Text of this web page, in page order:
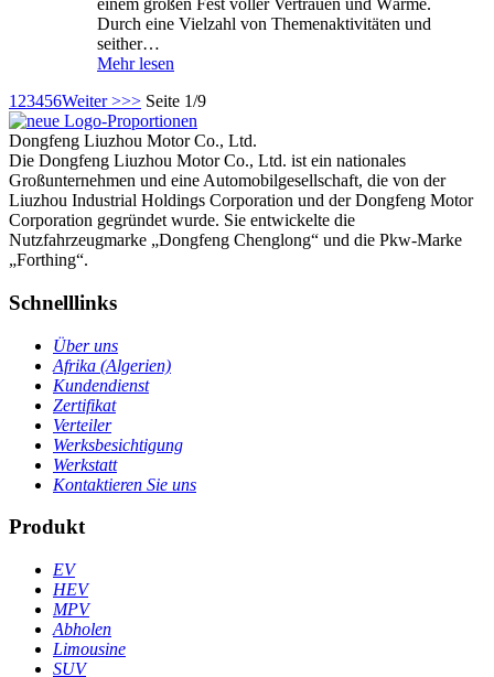
einem großen Fest voller Vertrauen und Wärme.
Durch eine Vielzahl von Themenaktivitäten und
seither…
Mehr lesen
1 23456Weiter >>> Seite 1/9
Dongfeng Liuzhou Motor Co., Ltd.
Die Dongfeng Liuzhou Motor Co., Ltd. ist ein nationales
Großunternehmen und eine Automobilgesellschaft, die von der
Liuzhou Industrial Holdings Corporation und der Dongfeng Motor
Corporation gegründet wurde. Sie entwickelte die
Nutzfahrzeugmarke „Dongfeng Chenglong“ und die Pkw-Marke
„Forthing“.
Schnelllinks
Über uns
Afrika (Algerien)
Kundendienst
Zertifikat
Verteiler
Werksbesichtigung
Werkstatt
Kontaktieren Sie uns
Produkt
EV
HEV
MPV
Abholen
Limousine
SUV